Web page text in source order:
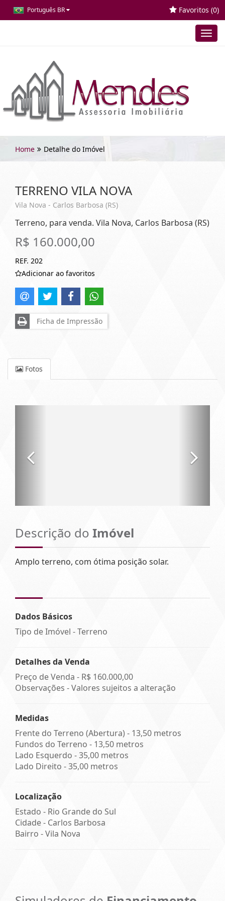
Português BR Favoritos (0)
Home Detalhe do Imóvel
TERRENO VILA NOVA
Vila Nova - Carlos Barbosa (RS)
Terreno, para venda. Vila Nova, Carlos Barbosa (RS)
R$ 160.000,00
REF. 202
Adicionar ao favoritos
Ficha de Impressão
Fotos
Descrição do Imóvel
Amplo terreno, com ótima posição solar.
Dados Básicos
Tipo de Imóvel - Terreno
Detalhes da Venda
Preço de Venda - R$ 160.000,00
Observações - Valores sujeitos a alteração
Medidas
Frente do Terreno (Abertura) - 13,50 metros
Fundos do Terreno - 13,50 metros
Lado Esquerdo - 35,00 metros
Lado Direito - 35,00 metros
Localização
Estado - Rio Grande do Sul
Cidade - Carlos Barbosa
Bairro -Vila Nova